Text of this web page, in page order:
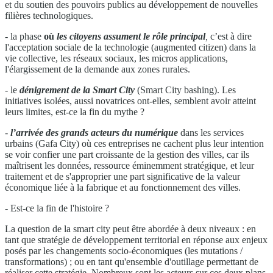
et du soutien des pouvoirs publics au développement de nouvelles
filières technologiques.
- la phase où les citoyens assument le rôle principal, c’est à dire
l'acceptation sociale de la technologie (augmented citizen) dans la
vie collective, les réseaux sociaux, les micros applications,
l'élargissement de la demande aux zones rurales.
- le dénigrement de la Smart City (Smart City bashing). Les
initiatives isolées, aussi novatrices ont-elles, semblent avoir atteint
leurs limites, est-ce la fin du mythe ?
- l’arrivée des grands acteurs du numérique dans les services
urbains (Gafa City) où ces entreprises ne cachent plus leur intention
se voir confier une part croissante de la gestion des villes, car ils
maîtrisent les données, ressource éminemment stratégique, et leur
traitement et de s'approprier une part significative de la valeur
économique liée à la fabrique et au fonctionnement des villes.
- Est-ce la fin de l'histoire ?
La question de la smart city peut être abordée à deux niveaux : en
tant que stratégie de développement territorial en réponse aux enjeux
posés par les changements socio-économiques (les mutations /
transformations) ; ou en tant qu'ensemble d'outillage permettant de